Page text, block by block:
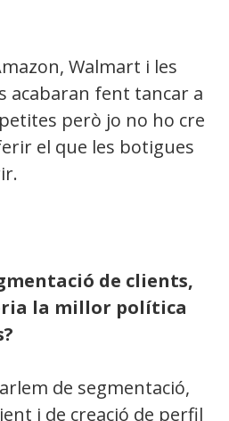
Walmart i les
acabaran fent tancar a
però jo no ho crec
el que les botigues
de clients,
la millor política
de segmentació,
i de creació de perfils